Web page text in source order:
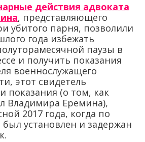
действия адвоката
, представляющего
убитого парня, позволили
года избежать
паузы в
и получить показания
военнослужащего
этот свидетель
показания (о том, как
Владимира Еремина),
2017 года, когда по
установлен и задержан